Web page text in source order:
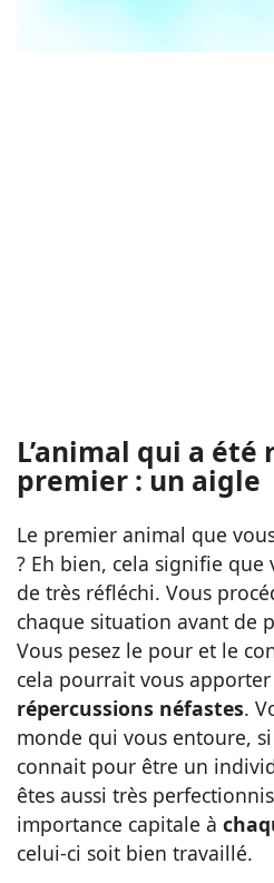
L’animal qui a été
premier : un aigle
Le premier animal que
? Eh bien, cela signifie que
de très réfléchi. Vous
chaque situation avant de
Vous pesez le pour et le
cela pourrait vous
répercussions néfastes.
monde qui vous entoure,
connait pour être un
êtes aussi très
importance capitale à
celui-ci soit bien travaillé.